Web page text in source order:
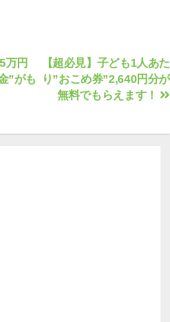
【超必見】子ども1人あた
り”おこめ券”2,640円分が
無料でもらえます！
万円
”がも